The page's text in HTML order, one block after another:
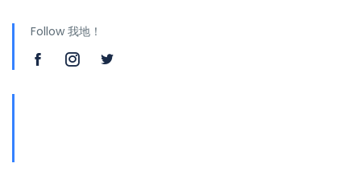
Follow 我地！